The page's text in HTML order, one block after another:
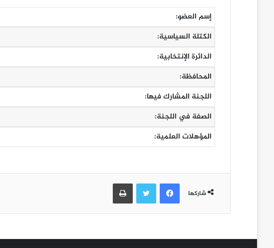
إسم العضو:
الكتلة السياسية:
الدائرة الإنتخابية:
المحافظة:
اللجنة المشارك فيها:
الصفة في اللجنة:
المؤهلات العلمية:
شاركها
فيسبوك تويتر طباعة